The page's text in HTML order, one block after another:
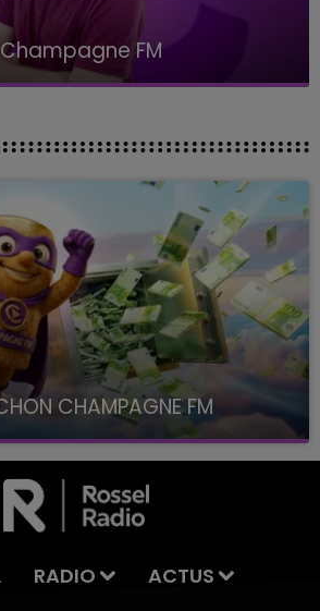
FM
CHAMPAGNE FM
FM, à 8H10
RADIO ACTUS